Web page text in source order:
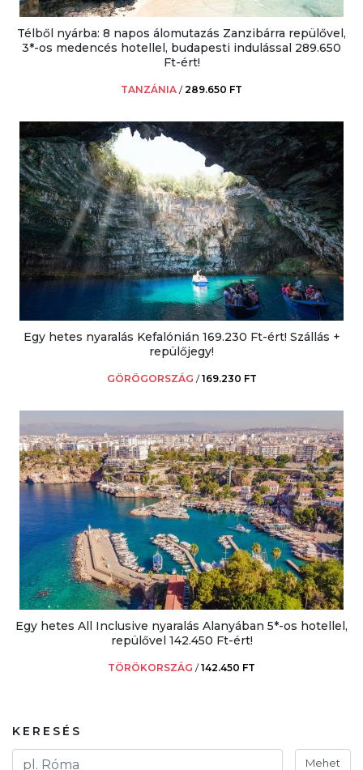
Télből nyárba: 8 napos álomutazás Zanzibárra repülővel,
3*-os medencés hotellel, budapesti indulással 289.650
Ft-ért!
TANZÁNIA /289.650 FT
Egy hetes nyaralás Kefalónián 169.230 Ft-ért! Szállás +
repülőjegy!
GÖRÖGORSZÁG /169.230 FT
Egy hetes All Inclusive nyaralás Alanyában 5*-os hotellel,
repülővel 142.450 Ft-ért!
TÖRÖKORSZÁG /142.450 FT
KERESÉS
Mehet